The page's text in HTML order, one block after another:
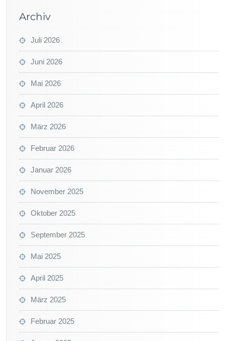
Archiv
Juli 2026
Juni 2026
Mai 2026
April 2026
März 2026
Februar 2026
Januar 2026
November 2025
Oktober 2025
September 2025
Mai 2025
April 2025
März 2025
Februar 2025